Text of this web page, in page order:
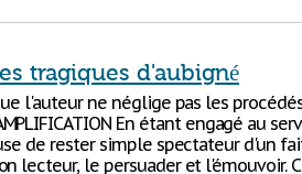
tragiques d'aubigné
l'auteur ne néglige pas les
En étant engagé au
de rester simple spectateur d'un
lecteur, le persuader et l'émouvoir.